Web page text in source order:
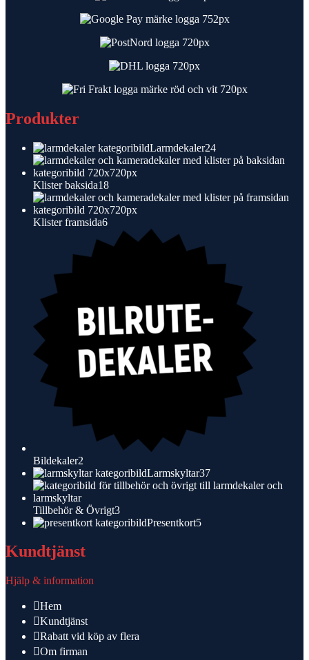
Produkter
Larmdekaler2424
produkter
Klister baksida1818
produkter
Klister framsida66
produkter
Bildekaler2
produkter
Larmskyltar3737
produkter
Tillbehör & Övrigt33
produkterPresentkort55
Kundtjänst
Hjälp & information
Hem
Kundtjänst
Rabatt vid köp av flera
Om firman